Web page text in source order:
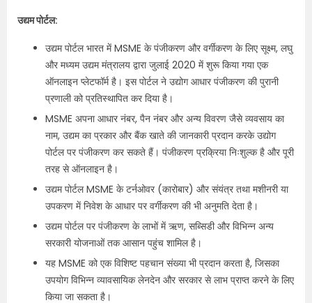
उद्यम पोर्टल:
उद्यम पोर्टल भारत में MSME के पंजीकरण और वर्गीकरण के लिए सूक्ष्म, लघु
और मध्यम उद्यम मंत्रालय द्वारा जुलाई 2020 में शुरू किया गया एक
ऑनलाइन प्लेटफॉर्म है। इस पोर्टल ने उद्योग आधार पंजीकरण की पुरानी
प्रणाली को प्रतिस्थापित कर दिया है।
MSME अपना आधार नंबर, पैन नंबर और अन्य विवरण जैसे व्यवसाय का
नाम, उद्यम का प्रकार और बैंक खाते की जानकारी प्रदान करके उद्योग
पोर्टल पर पंजीकरण कर सकते हैं। पंजीकरण प्रक्रिया निःशुल्क है और पूरी
तरह से ऑनलाइन है।
उद्यम पोर्टल MSME के टर्नओवर (कारोबार) और संयंत्र तथा मशीनरी या
उपकरण में निवेश के आधार पर वर्गीकरण की भी अनुमति देता है।
उद्यम पोर्टल पर पंजीकरण के लाभों में ऋण, सब्सिडी और विभिन्न अन्य
सरकारी योजनाओं तक आसान पहुंच शामिल है।
यह MSME को एक विशिष्ट पहचान संख्या भी प्रदान करता है, जिसका
उपयोग विभिन्न व्यावसायिक लेनदेन और सरकार से लाभ प्राप्त करने के लिए
किया जा सकता है।